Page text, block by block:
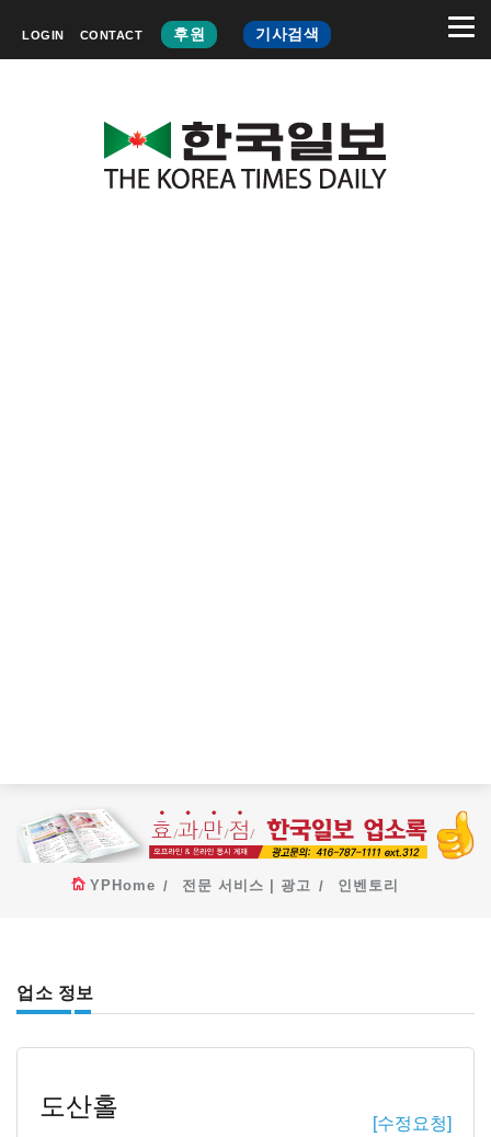
LOGIN CONTACT 후원 기사검색
YPHome 전문 서비스 | 광고 인벤토리
업소 정보
도산홀
[수정요청]